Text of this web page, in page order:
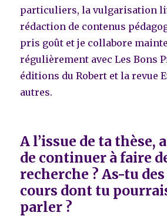
particuliers, la vulgarisation
rédaction de contenus
pris goût et je collabore
régulièrement avec Les Bons
éditions du Robert et la revue
autres.
A l’issue de ta thèse,
de continuer à faire
recherche ? As-tu
cours dont tu
parler ?